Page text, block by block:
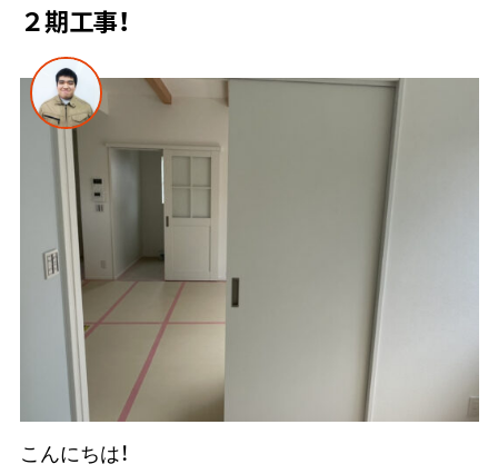
２期工事！
こんにちは！